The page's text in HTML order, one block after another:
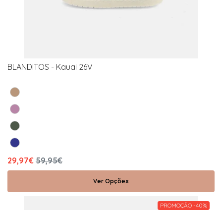
BLANDITOS - Kauai 26V
29,97€ 59,95€
Ver Opções
PROMOÇÃO -40%